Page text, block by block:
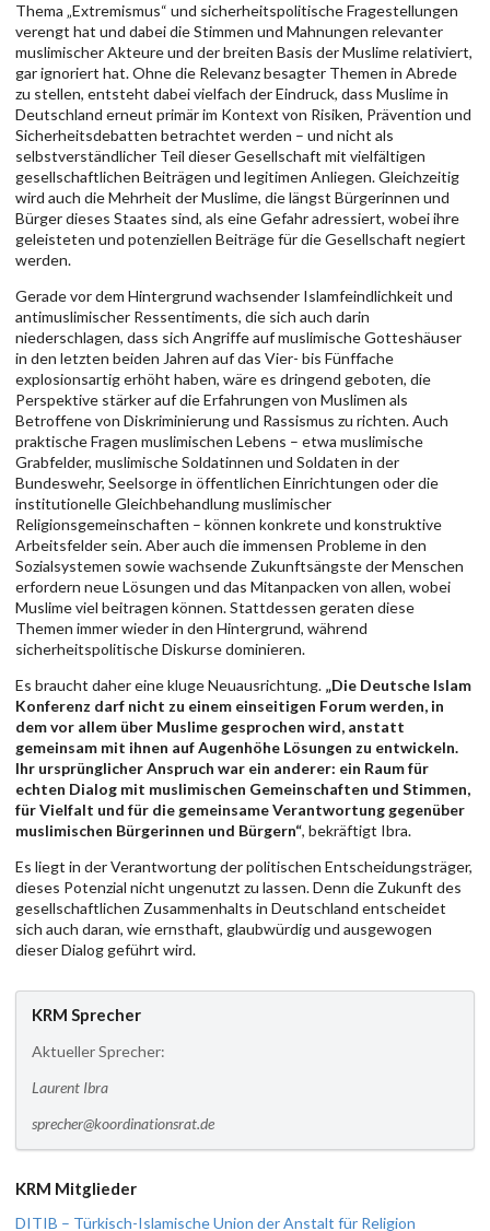
Thema „Extremismus“ und sicherheitspolitische Fragestellungen
verengt hat und dabei die Stimmen und Mahnungen relevanter
muslimischer Akteure und der breiten Basis der Muslime relativiert,
gar ignoriert hat. Ohne die Relevanz besagter Themen in Abrede
zu stellen, entsteht dabei vielfach der Eindruck, dass Muslime in
Deutschland erneut primär im Kontext von Risiken, Prävention und
Sicherheitsdebatten betrachtet werden – und nicht als
selbstverständlicher Teil dieser Gesellschaft mit vielfältigen
gesellschaftlichen Beiträgen und legitimen Anliegen. Gleichzeitig
wird auch die Mehrheit der Muslime, die längst Bürgerinnen und
Bürger dieses Staates sind, als eine Gefahr adressiert, wobei ihre
geleisteten und potenziellen Beiträge für die Gesellschaft negiert
werden.
Gerade vor dem Hintergrund wachsender Islamfeindlichkeit und
antimuslimischer Ressentiments, die sich auch darin
niederschlagen, dass sich Angriffe auf muslimische Gotteshäuser
in den letzten beiden Jahren auf das Vier- bis Fünffache
explosionsartig erhöht haben, wäre es dringend geboten, die
Perspektive stärker auf die Erfahrungen von Muslimen als
Betroffene von Diskriminierung und Rassismus zu richten. Auch
praktische Fragen muslimischen Lebens – etwa muslimische
Grabfelder, muslimische Soldatinnen und Soldaten in der
Bundeswehr, Seelsorge in öffentlichen Einrichtungen oder die
institutionelle Gleichbehandlung muslimischer
Religionsgemeinschaften – können konkrete und konstruktive
Arbeitsfelder sein. Aber auch die immensen Probleme in den
Sozialsystemen sowie wachsende Zukunftsängste der Menschen
erfordern neue Lösungen und das Mitanpacken von allen, wobei
Muslime viel beitragen können. Stattdessen geraten diese
Themen immer wieder in den Hintergrund, während
sicherheitspolitische Diskurse dominieren.
Es braucht daher eine kluge Neuausrichtung. „Die Deutsche Islam
Konferenz darf nicht zu einem einseitigen Forum werden, in
dem vor allem über Muslime gesprochen wird, anstatt
gemeinsam mit ihnen auf Augenhöhe Lösungen zu entwickeln.
Ihr ursprünglicher Anspruch war ein anderer: ein Raum für
echten Dialog mit muslimischen Gemeinschaften und Stimmen,
für Vielfalt und für die gemeinsame Verantwortung gegenüber
muslimischen Bürgerinnen und Bürgern“, bekräftigt Ibra.
Es liegt in der Verantwortung der politischen Entscheidungsträger,
dieses Potenzial nicht ungenutzt zu lassen. Denn die Zukunft des
gesellschaftlichen Zusammenhalts in Deutschland entscheidet
sich auch daran, wie ernsthaft, glaubwürdig und ausgewogen
dieser Dialog geführt wird.
KRM Sprecher
Aktueller Sprecher:
Laurent Ibra
sprecher@koordinationsrat.de
KRM Mitglieder
DITIB – Türkisch-Islamische Union der Anstalt für Religion